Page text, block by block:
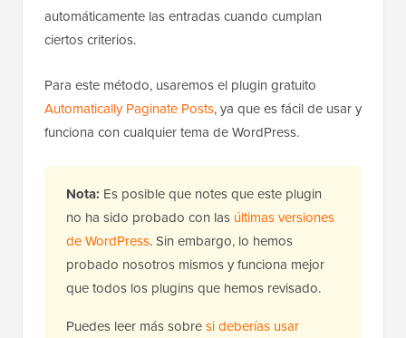
automáticamente las entradas cuando cumplan
ciertos criterios.
Para este método, usaremos el plugin gratuito
Automatically Paginate Posts, ya que es fácil de usar y
funciona con cualquier tema de WordPress.
Nota: Es posible que notes que este plugin
no ha sido probado con las últimas versiones
de WordPress. Sin embargo, lo hemos
probado nosotros mismos y funciona mejor
que todos los plugins que hemos revisado.
Puedes leer más sobresi deberías usar